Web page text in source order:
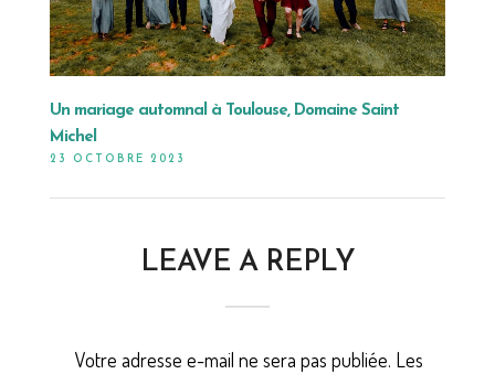
Un mariage automnal à Toulouse, Domaine Saint
Michel
23 OCTOBRE 2023
LEAVE A REPLY
Votre adresse e-mail ne sera pas publiée. Les